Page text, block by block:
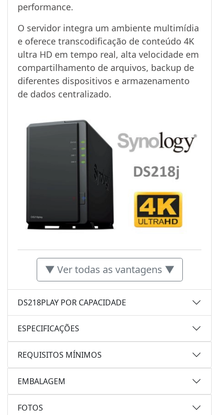
performance.
O servidor integra um ambiente multimídia
e oferece transcodificação de conteúdo 4K
ultra HD em tempo real, alta velocidade em
compartilhamento de arquivos, backup de
diferentes dispositivos e armazenamento
de dados centralizado.
▼ Ver todas as vantagens ▼
DS218PLAY POR CAPACIDADE
ESPECIFICAÇÕES
REQUISITOS MÍNIMOS
EMBALAGEM
FOTOS